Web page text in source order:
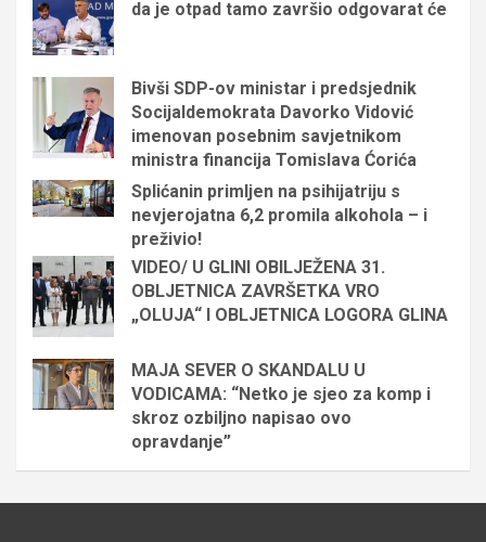
da je otpad tamo završio odgovarat će
Bivši SDP-ov ministar i predsjednik
Socijaldemokrata Davorko Vidović
imenovan posebnim savjetnikom
ministra financija Tomislava Ćorića
Splićanin primljen na psihijatriju s
nevjerojatna 6,2 promila alkohola – i
preživio!
VIDEO/ U GLINI OBILJEŽENA 31.
OBLJETNICA ZAVRŠETKA VRO
„OLUJA“ I OBLJETNICA LOGORA GLINA
MAJA SEVER O SKANDALU U
VODICAMA: “Netko je sjeo za komp i
skroz ozbiljno napisao ovo
opravdanje”